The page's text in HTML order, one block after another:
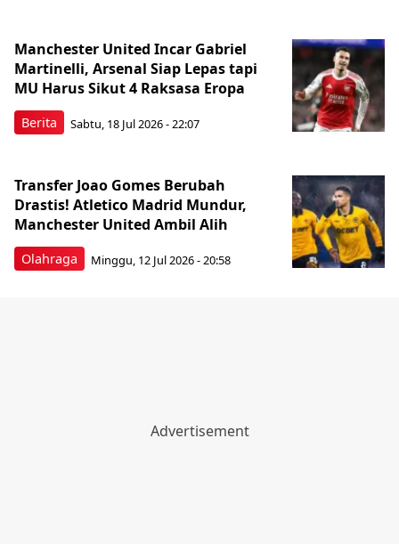
Berita
Manchester United Incar Gabriel
Martinelli, Arsenal Siap Lepas tapi
MU Harus Sikut 4 Raksasa Eropa
Sabtu, 18 Jul 2026 - 22:07
Olahraga
Transfer Joao Gomes Berubah
Drastis! Atletico Madrid Mundur,
Manchester United Ambil Alih
Minggu, 12 Jul 2026 - 20:58